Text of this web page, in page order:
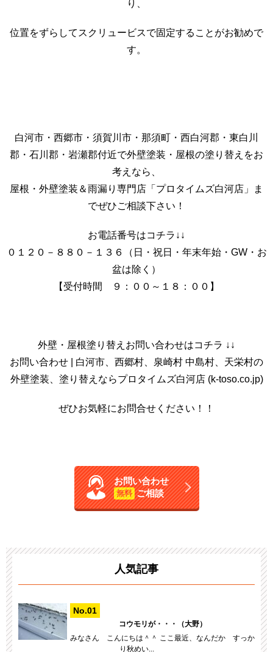
り、
位置をずらしてスクリュービスで固定することがお勧めで
す。
白河市・西郷市・須賀川市・那須町・西白河郡・東白川
郡・石川郡・岩瀬郡付近で外壁塗装・屋根の塗り替えをお
考えなら、
屋根・外壁塗装＆雨漏り専門店「プロタイムズ白河店」ま
でぜひご相談下さい！
お電話番号はコチラ↓↓
０１２０－８８０－１３６（日・祝日・年末年始・GW・お
盆は除く）
【受付時間 ９：００～１８：００】
外壁・屋根塗り替えお問い合わせはコチラ ↓↓
お問い合わせ | 白河市、西郷村、泉崎村 中島村、天栄村の
外壁塗装、塗り替えならプロタイムズ白河店 (k-toso.co.jp)
ぜひお気軽にお問合せください！！
お問い合わせ
無料 ご相談
人気記事
コウモリが・・・（大野）
みなさん こんにちは＾＾ ここ最近、なんだか すっか
り秋めい...